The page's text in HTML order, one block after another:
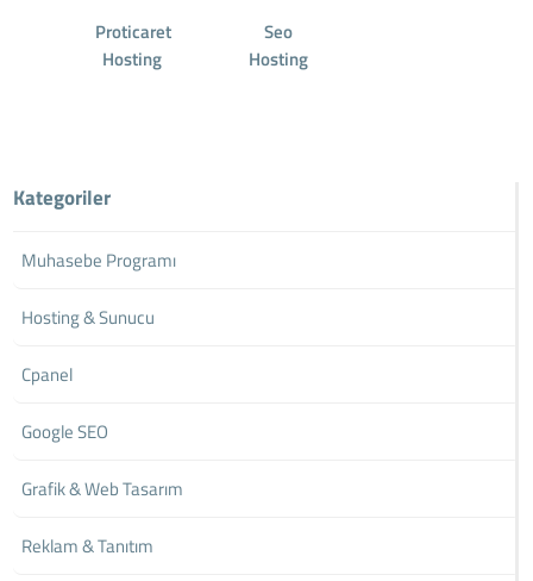
Proticaret
Hosting
Seo
Hosting
Kategoriler
Muhasebe Programı
Hosting & Sunucu
Cpanel
Google SEO
Grafik & Web Tasarım
Reklam & Tanıtım